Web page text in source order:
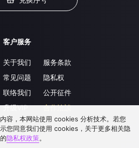
客户服务
关于我们
常见问题
联络我们
升级VIP
服务条款
隐私权
公开征件
合作洽談
容，本网站使用 cookies 分析技术。若您
您同意我们使用 cookies，关于更多相关隐
隐私权政策。